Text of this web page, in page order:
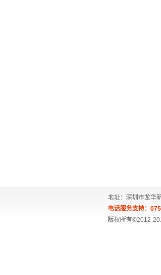
地址：深圳市龙
电话服务支持：
版权所有©2012-